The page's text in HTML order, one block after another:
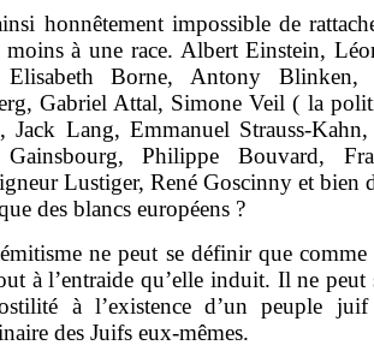
honnêtement impossible de
moins à une race. Albert Einstein,
Borne, Antony Blinken,
Gabriel Attal, Simone Veil ( la
Jack Lang, Emmanuel Strauss-
Gainsbourg, Philippe Bouvard,
Lustiger, René Goscinny et bien
des blancs européens ?
ne peut se définir que
à l’entraide qu’elle induit. Il ne
à l’existence d’un peuple
des Juifs eux-mêmes.